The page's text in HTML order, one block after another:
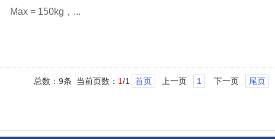
Max = 150kg，...
总数：9条 当前页数： 1/1 首页 上一页 1 下一页 尾页